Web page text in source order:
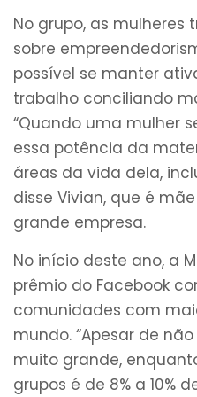
No grupo, as
sobre
possível se manter
trabalho conciliando
“Quando uma mulher
essa potência da
áreas da vida dela,
disse Vivian, que é
grande empresa.
No início deste ano, a
prêmio do Facebook
comunidades com
mundo. “Apesar de
muito grande,
grupos é de 8% a 10%